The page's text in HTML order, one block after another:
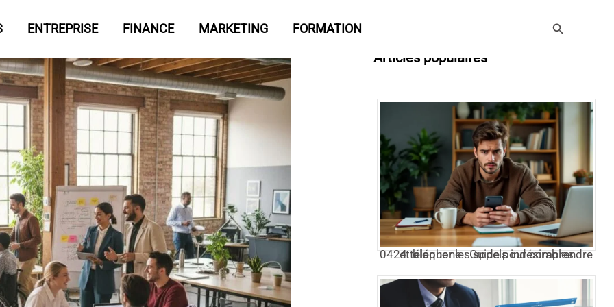
ENTREPRISE FINANCE MARKETING FORMATION Rechercher
Articles populaires
0424 téléphone : Guide pour comprendre et bloquer les appels indésirables